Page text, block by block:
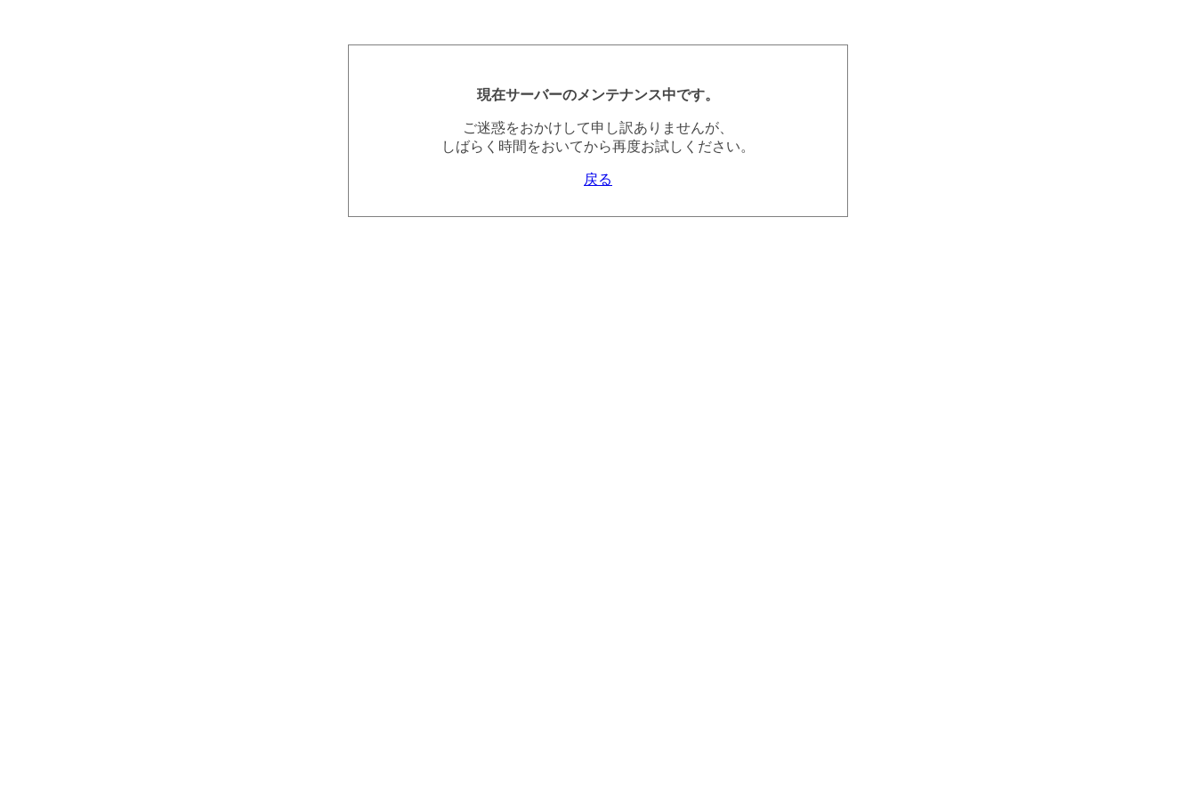
現在サーバーのメンテナンス中です。
ご迷惑をおかけして申し訳ありませんが、
しばらく時間をおいてから再度お試しください。
戻る